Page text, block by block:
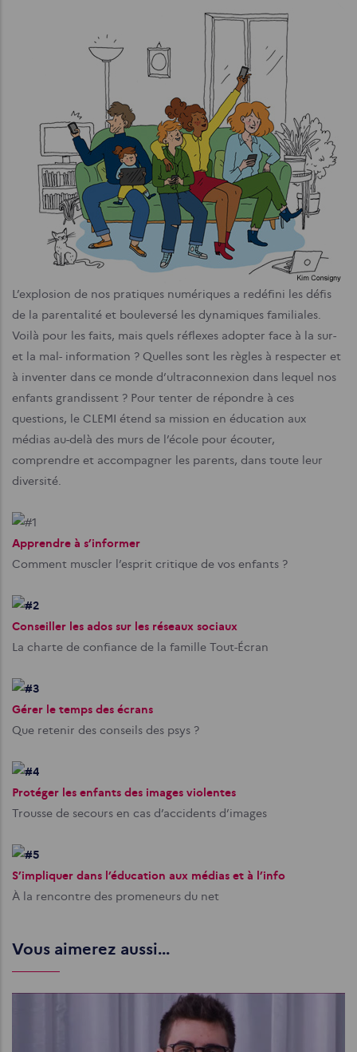
L’explosion de nos pratiques numériques a redéfini les défis
de la parentalité et bouleversé les dynamiques familiales.
Voilà pour les faits, mais quels réflexes adopter face à la sur-
et la mal- information ? Quelles sont les règles à respecter et
à inventer dans ce monde d’ultraconnexion dans lequel nos
enfants grandissent ? Pour tenter de répondre à ces
questions, le CLEMI étend sa mission en éducation aux
médias au-delà des murs de l’école pour écouter,
comprendre et accompagner les parents, dans toute leur
diversité.
Apprendre à s’informer
Comment muscler l’esprit critique de vos enfants ?
Conseiller les ados sur les réseaux sociaux
La charte de confiance de la famille Tout-Écran
Gérer le temps des écrans
Que retenir des conseils des psys ?
Protéger les enfants des images violentes
Trousse de secours en cas d’accidents d’images
S’impliquer dans l’éducation aux médias et à l’info
À la rencontre des promeneurs du net
Vous aimerez aussi...